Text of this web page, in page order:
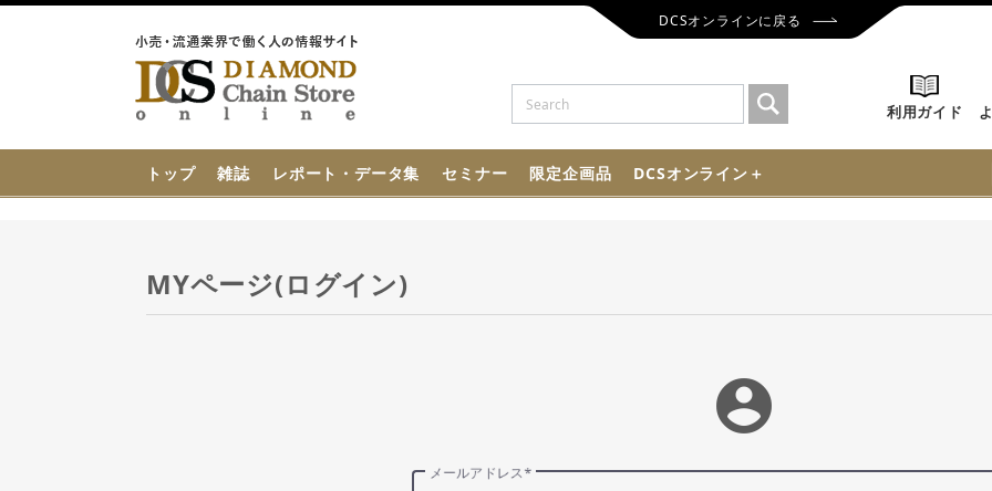
DCSオンラインに戻る
利用ガイド
トップ 雑誌 レポート・データ集 セミナー 限定企画品 DCSオンライン＋
MYページ(ログイン)
account_circle
メールアドレス